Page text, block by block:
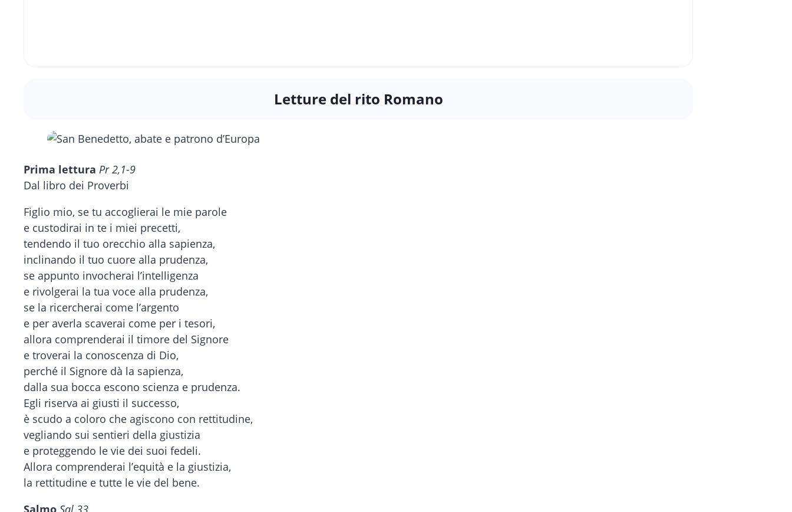
Letture del rito Romano
Prima lettura Pr 2,1-9
Dal libro dei Proverbi
Figlio mio, se tu accoglierai le mie parole
e custodirai in te i miei precetti,
tendendo il tuo orecchio alla sapienza,
inclinando il tuo cuore alla prudenza,
se appunto invocherai l’intelligenza
e rivolgerai la tua voce alla prudenza,
se la ricercherai come l’argento
e per averla scaverai come per i tesori,
allora comprenderai il timore del Signore
e troverai la conoscenza di Dio,
perché il Signore dà la sapienza,
dalla sua bocca escono scienza e prudenza.
Egli riserva ai giusti il successo,
è scudo a coloro che agiscono con rettitudine,
vegliando sui sentieri della giustizia
e proteggendo le vie dei suoi fedeli.
Allora comprenderai l’equità e la giustizia,
la rettitudine e tutte le vie del bene.
Salmo Sal 33